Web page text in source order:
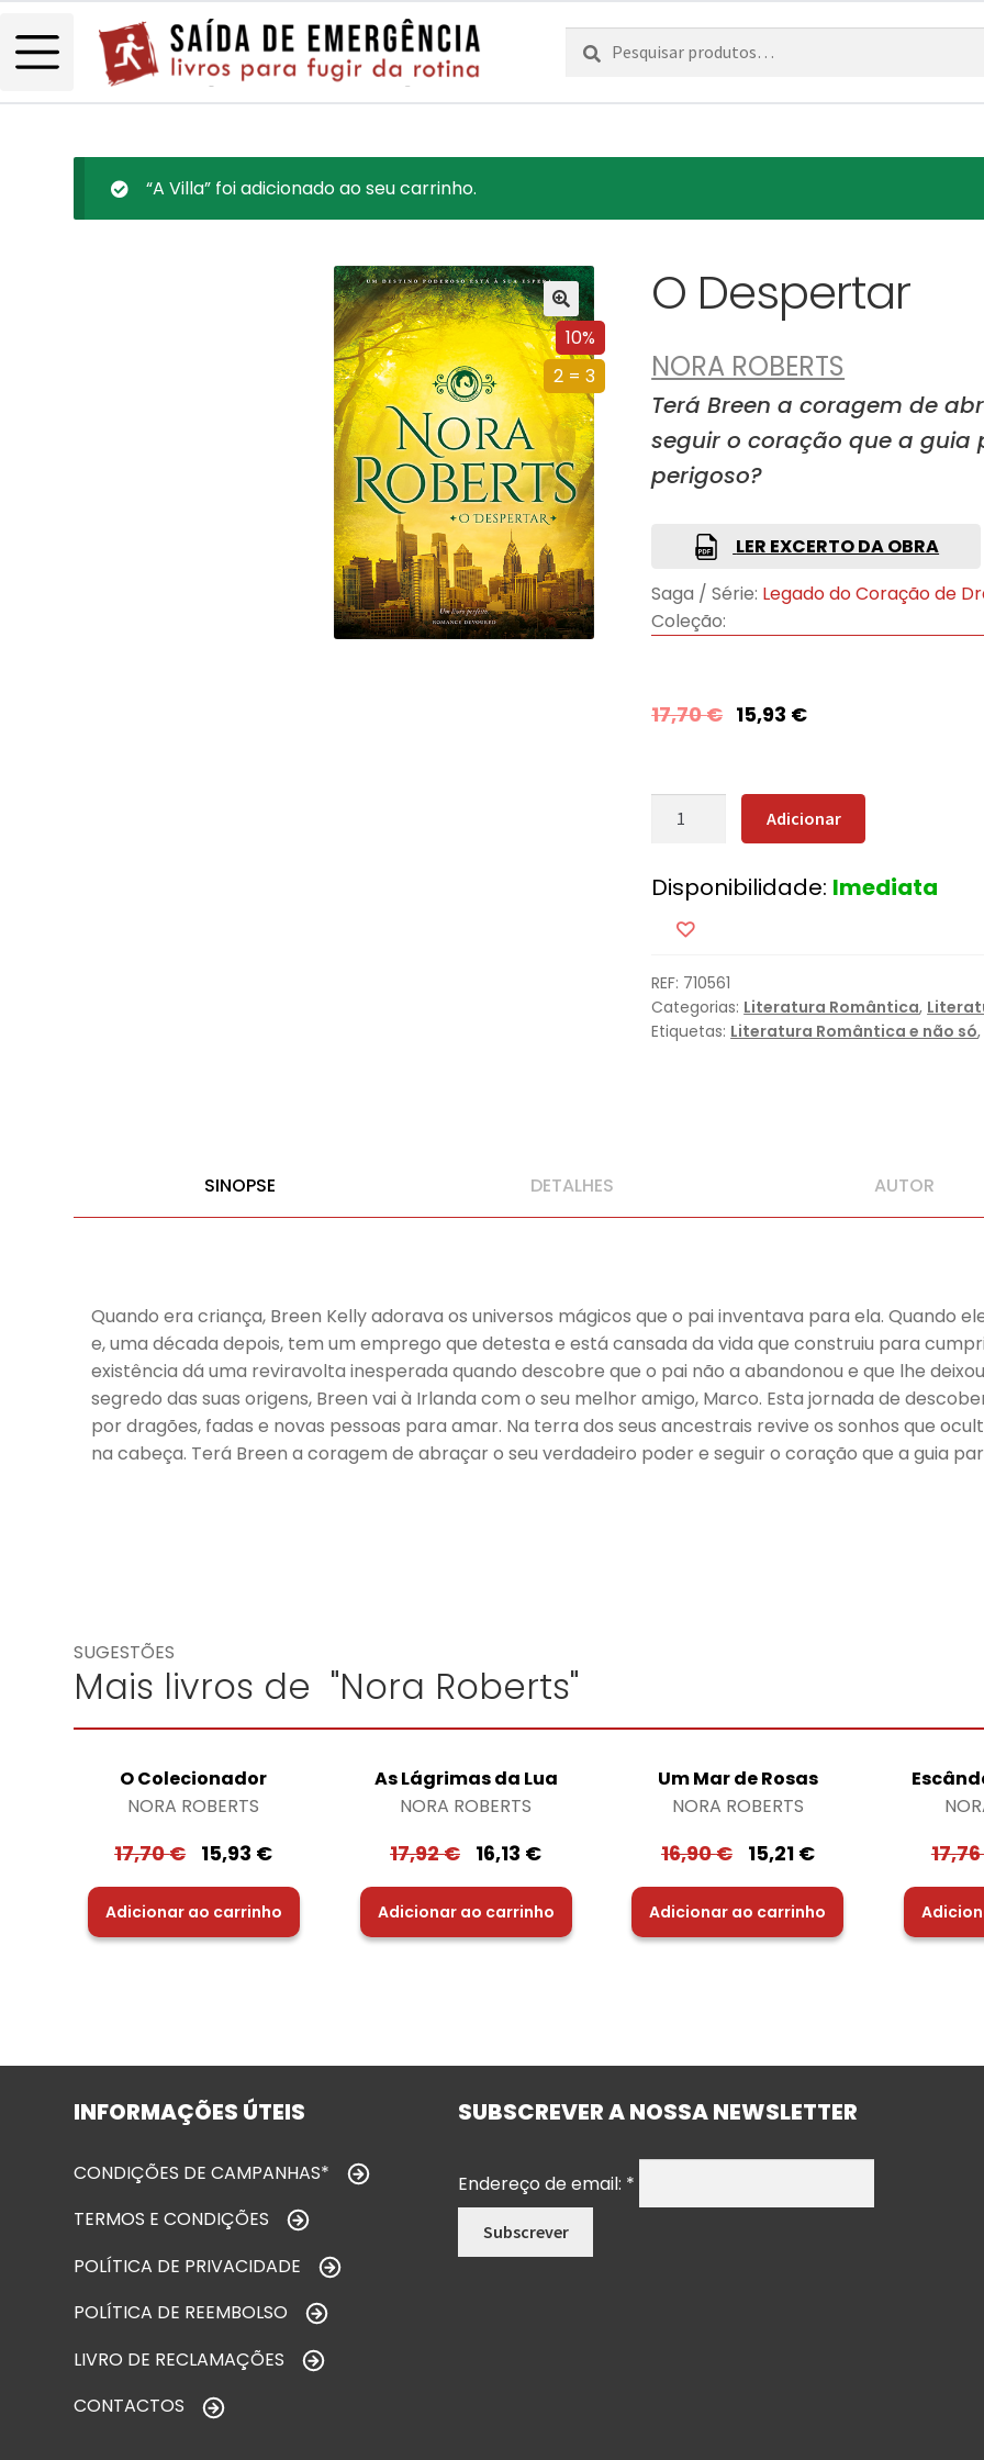
Pesquisar
por:
Pesquisa
“A Villa” foi adicionado ao seu carrinho.
10%
2 = 3
O Despertar
NORA ROBERTS
Terá Breen a coragem de
seguir o coração que a guia
perigoso?
LER EXCERTO DA OBRA
Saga / Série: Legado do Coração de
Coleção:
17,70€ 15,93 €
Quantidade
Despertar
Adicionar
Disponibilidade: Imediata
REF: 710561
Categorias: Literatura Romântica,
Etiquetas: Literatura Romântica e não só,
SINOPSE DETALHES AUTOR
Quando era criança, Breen Kelly adorava os universos mágicos que o pai inventava para ela. Quando
e, uma década depois, tem um emprego que detesta e está cansada da vida que construiu para
existência dá uma reviravolta inesperada quando descobre que o pai não a abandonou e que lhe
segredo das suas origens, Breen vai à Irlanda com o seu melhor amigo, Marco. Esta jornada de
por dragões, fadas e novas pessoas para amar. Na terra dos seus ancestrais revive os sonhos que
na cabeça. Terá Breen a coragem de abraçar o seu verdadeiro poder e seguir o coração que a guia
SUGESTÕES
Mais livros de "Nora Roberts"
O Colecionador
NORA ROBERTS
17,70€ 15,93 €
Adicionar ao carrinho
As Lágrimas da Lua
NORA ROBERTS
17,92€ 16,13 €
Adicionar ao carrinho
Um Mar de Rosas
NORA ROBERTS
16,90€ 15,21 €
Adicionar ao carrinho
17,76
INFORMAÇÕES ÚTEIS
CONDIÇÕES DE CAMPANHAS*
TERMOS E CONDIÇÕES
POLÍTICA DE PRIVACIDADE
POLÍTICA DE REEMBOLSO
LIVRO DE RECLAMAÇÕES
CONTACTOS
SUBSCREVER A NOSSA NEWSLETTER
Endereço de email: *